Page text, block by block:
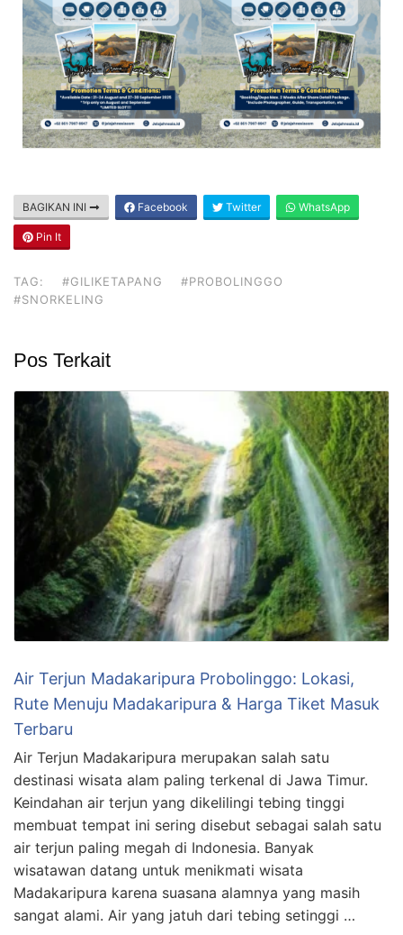
BAGIKAN INI Facebook Twitter WhatsApp
Pin It
TAG: #GILIKETAPANG
#PROBOLINGGO
#SNORKELING
Pos Terkait
Air Terjun Madakaripura Probolinggo: Lokasi,
Rute Menuju Madakaripura & Harga Tiket Masuk
Terbaru
Air Terjun Madakaripura merupakan salah satu
destinasi wisata alam paling terkenal di Jawa Timur.
Keindahan air terjun yang dikelilingi tebing tinggi
membuat tempat ini sering disebut sebagai salah satu
air terjun paling megah di Indonesia. Banyak
wisatawan datang untuk menikmati wisata
Madakaripura karena suasana alamnya yang masih
sangat alami. Air yang jatuh dari tebing setinggi …